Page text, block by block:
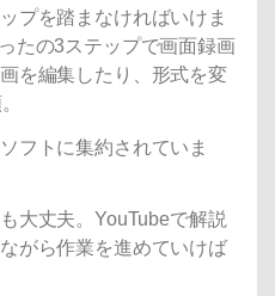
プを踏まなければいけま
たの3ステップで画面録画
を編集したり、形式を変
フトに集約されていま
大丈夫。YouTubeで解説
がら作業を進めていけば